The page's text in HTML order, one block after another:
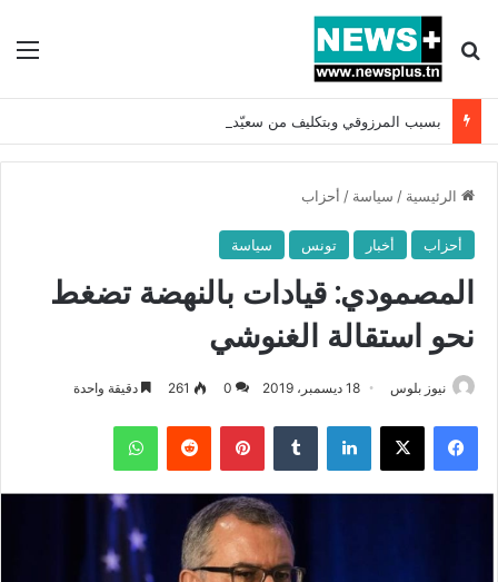
بحث عن
الرئيسية / سياسة / أحزاب
أحزاب أخبار تونس سياسة
المصمودي: قيادات بالنهضة تضغط
نحو استقالة الغنوشي
نيوز بلوس 18 ديسمبر، 2019 0
261 دقيقة واحدة
فيسبوك X لينكدإن بينتيريست واتساب